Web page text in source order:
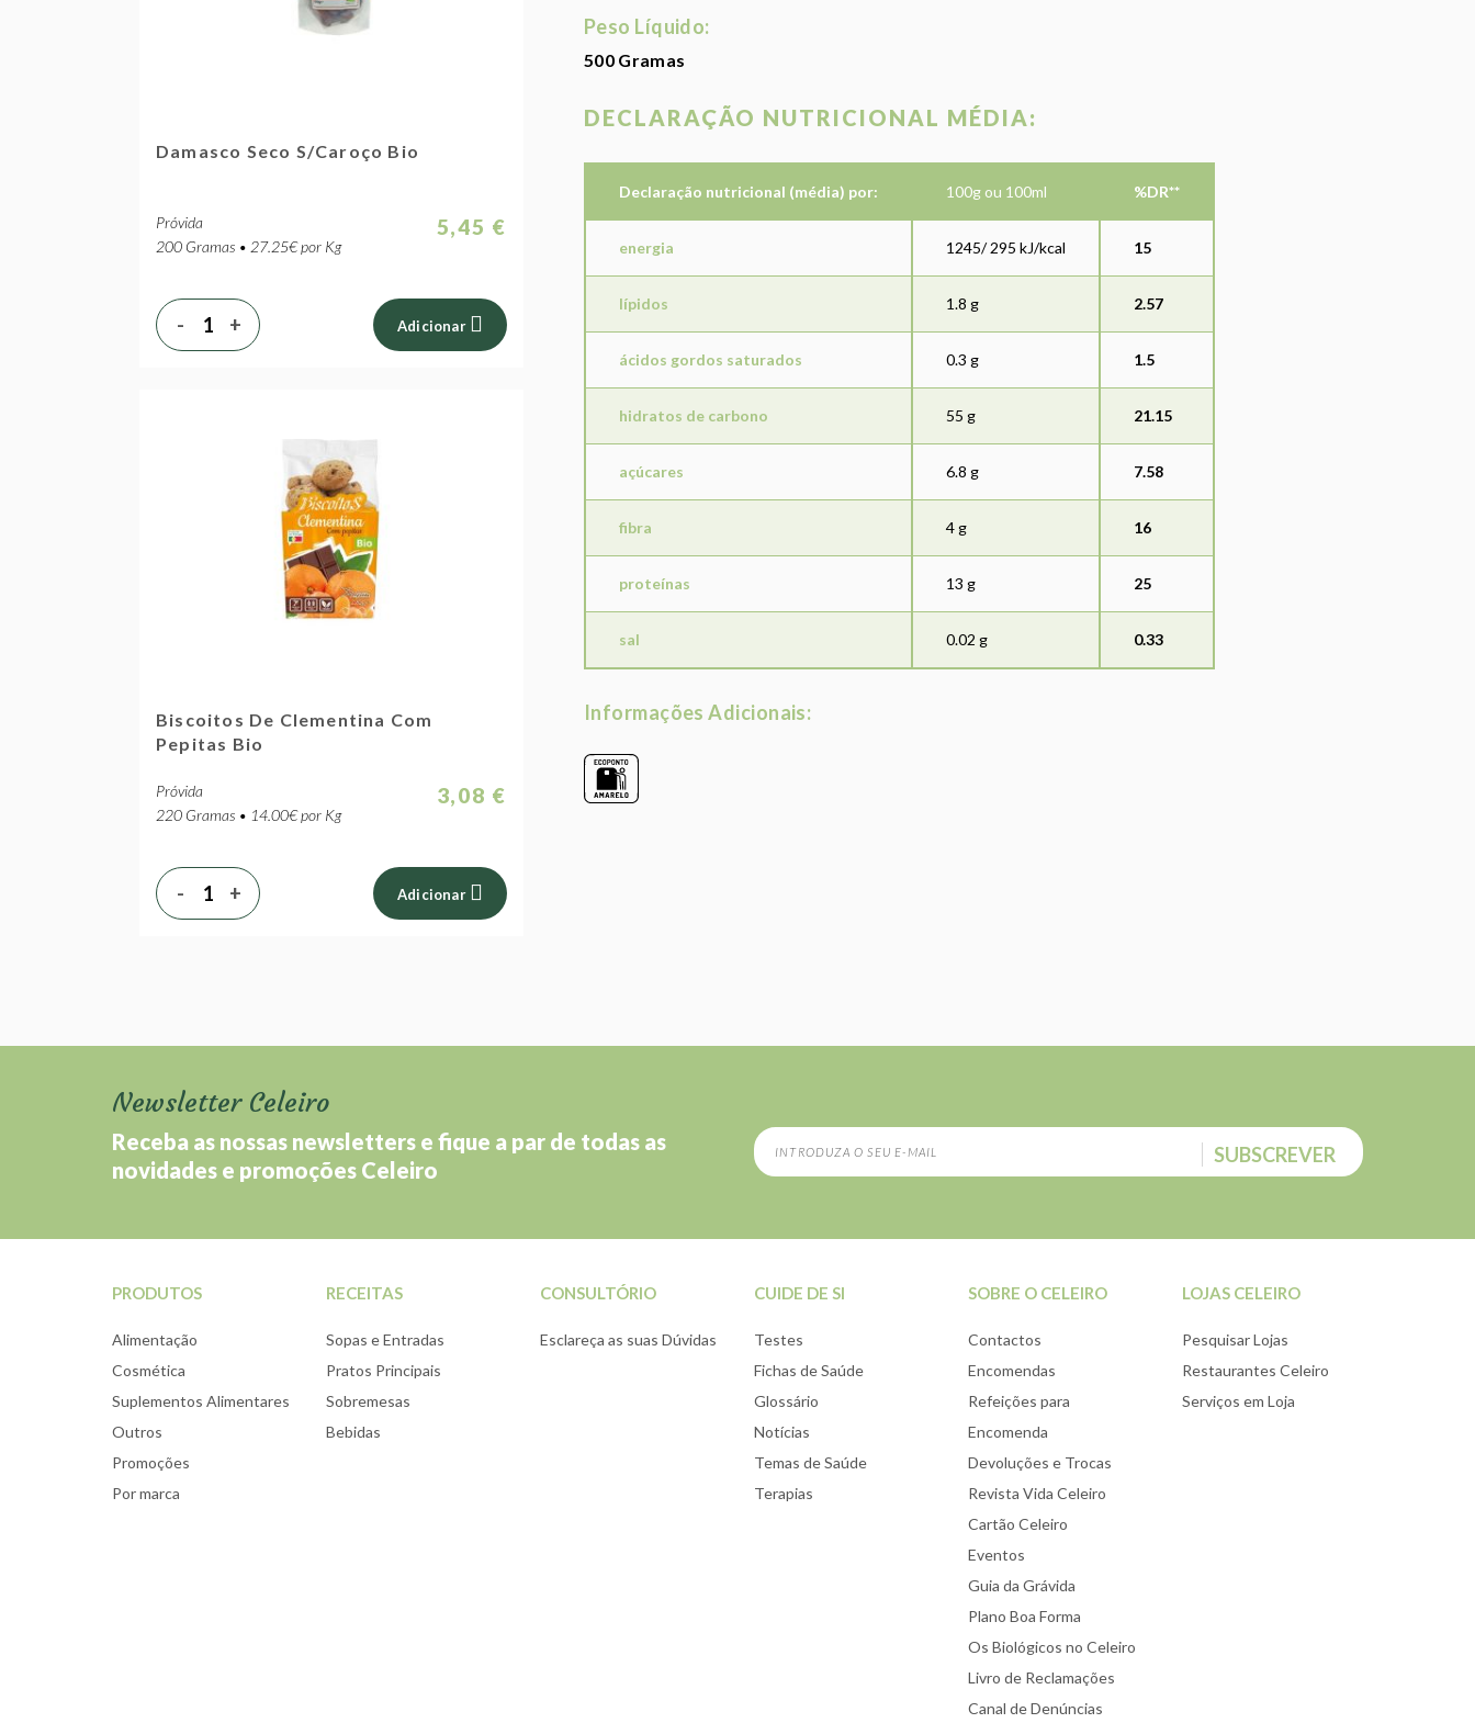
Peso Líquido:
500 Gramas
DECLARAÇÃO NUTRICIONAL MÉDIA:
Declaração nutricional (média) por: 100g ou 100ml %DR**
energia 1245/ 295 kJ/kcal 15
lípidos 1.8 g 2.57
ácidos gordos saturados 0.3 g 1.5
hidratos de carbono 55 g 21.15
açúcares 6.8 g 7.58
fibra 4 g 16
proteínas 13 g 25
sal 0.02 g 0.33
Informações Adicionais:
Damasco Seco S/Caroço Bio
Próvida
200 Gramas • 27.25€ por Kg
5,45 €
+
- Adicionar
Biscoitos De Clementina Com
Pepitas Bio
Próvida
220 Gramas • 14.00€ por Kg
3,08 €
+
- Adicionar
Newsletter Celeiro
Receba as nossas newsletters e fique a par de todas as
novidades e promoções Celeiro
SUBSCREVER
PRODUTOS
Alimentação
Cosmética
Suplementos Alimentares
Outros
Promoções
Por marca
RECEITAS
Sopas e Entradas
Pratos Principais
Sobremesas
Bebidas
CONSULTÓRIO
Esclareça as suas Dúvidas
CUIDE DE SI
Testes
Fichas de Saúde
Glossário
Notícias
Temas de Saúde
Terapias
SOBRE O CELEIRO
Contactos
Encomendas
Refeições para
Encomenda
Devoluções e Trocas
Revista Vida Celeiro
Cartão Celeiro
Eventos
Guia da Grávida
Plano Boa Forma
Os Biológicos no Celeiro
Livro de Reclamações
Canal de Denúncias
LOJAS CELEIRO
Pesquisar Lojas
Restaurantes Celeiro
Serviços em Loja